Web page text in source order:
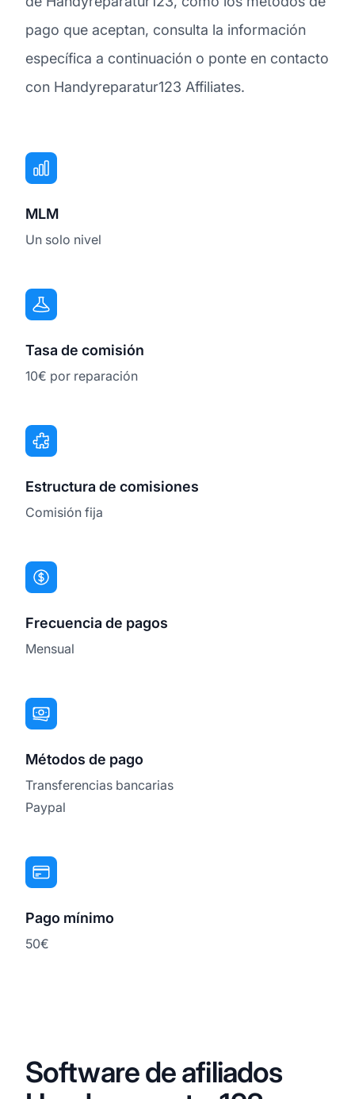
pago que aceptan, consulta la información
específica a continuación o ponte en contacto
con Handyreparatur123 Affiliates.
MLM
Un solo nivel
Tasa de comisión
10€ por reparación
Estructura de comisiones
Comisión fija
Frecuencia de pagos
Mensual
Métodos de pago
Transferencias bancarias
Paypal
Pago mínimo
50€
Software de afiliados